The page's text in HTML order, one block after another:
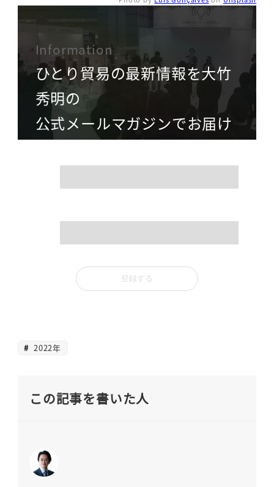
Information
ひとり貿易の最新情報を大竹
秀明の
公式メールマガジンでお届け
2022年
この記事を書いた人